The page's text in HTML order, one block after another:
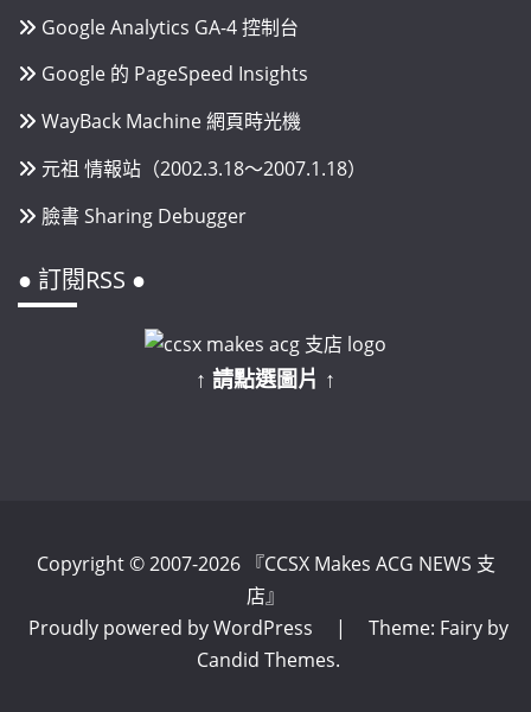
Google Analytics GA-4 控制台
Google 的 PageSpeed Insights
WayBack Machine 網頁時光機
元祖 情報站（2002.3.18～2007.1.18）
臉書 Sharing Debugger
● 訂閱RSS ●
↑ 請點選圖片 ↑
Copyright © 2007-2026 『CCSX Makes ACG NEWS 支
店』
Proudly powered by WordPress
|
Theme: Fairy by
Candid Themes.